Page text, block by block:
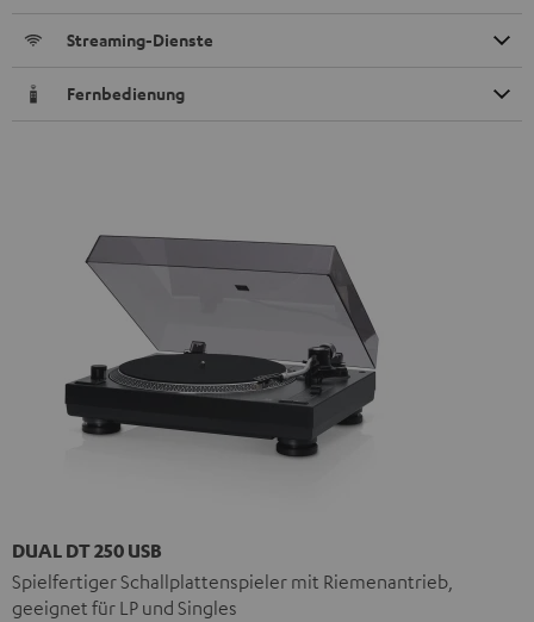
Streaming-Dienste
Fernbedienung
DUAL DT 250 USB
Spielfertiger Schallplattenspieler mit Riemenantrieb,
geeignet für LP und Singles